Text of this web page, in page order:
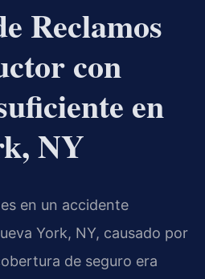
Reclamos
con
en
NY
en un accidente
York, NY, causado por
de seguro era